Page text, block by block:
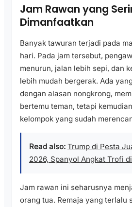
Jam Rawan yang
Dimanfaatkan
Banyak tawuran terjadi pada
hari. Pada jam tersebut,
menurun, jalan lebih sepi, dan
lebih mudah bergerak. Ada
dengan alasan nongkrong,
bertemu teman, tetapi
kelompok yang sudah
Read also: Trump di Pesta
2026, Spanyol Angkat Trofi
Jam rawan ini seharusnya
orang tua. Remaja yang terlalu